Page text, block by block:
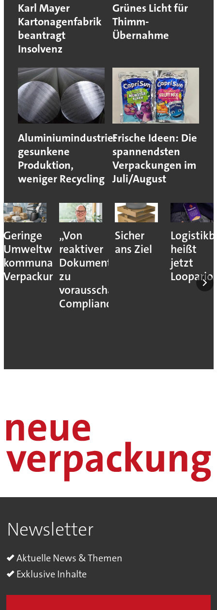
Karl Mayer
Kartonagenfabrik
beantragt
Insolvenz
Grünes Licht für
Thimm-
Übernahme
Aluminiumindustrie:
gesunkene
Produktion,
weniger Recycling
Frische Ideen: Die
spannendsten
Verpackungen im
Juli/August
Geringe
Umweltwirkung
kommunaler
Verpackungssteuern
„Von
reaktiver
Dokumentation
zu
vorausschauender
Compliance“
Sicher
ans Ziel
heißt
jetzt
Loopario
Newsletter
Aktuelle News & Themen
Exklusive Inhalte